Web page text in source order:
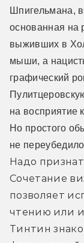
Шпигельмана,
основанная на
выживших в
мыши, а
графический
на восприятие
Но простого
не
Надо
Сочетание
позволяет
чтению или
Тинтин